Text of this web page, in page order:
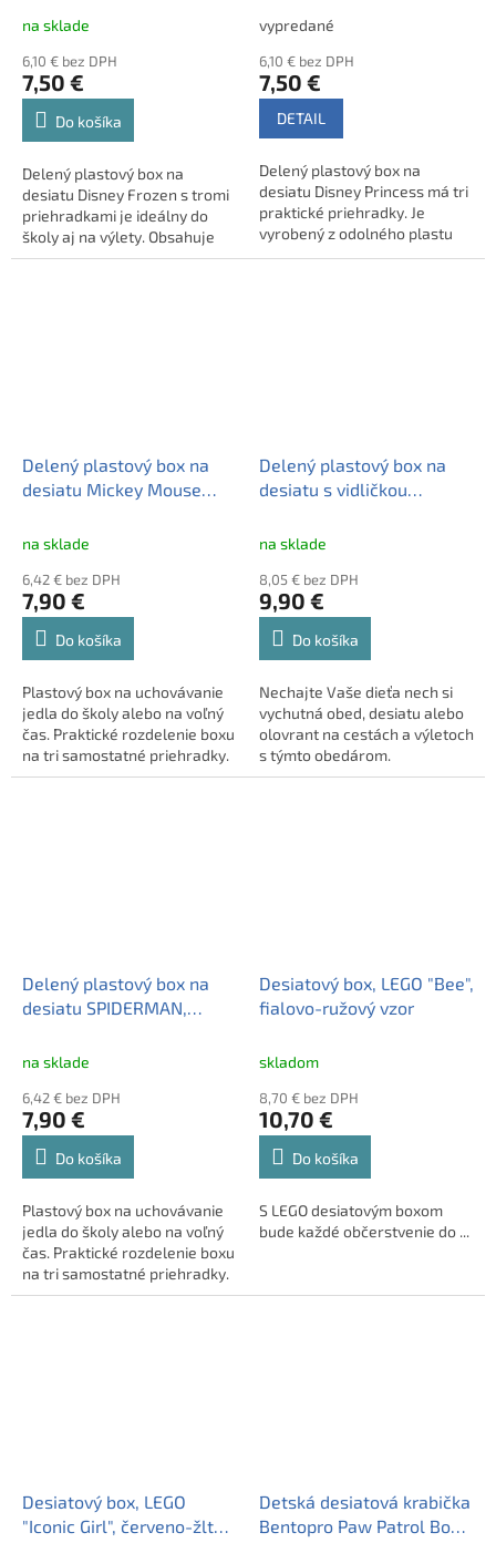
na sklade
6,10 € bez DPH
7,50 €
Do košíka
Delený plastový box na
desiatu Disney Frozen s tromi
priehradkami je ideálny do
školy aj na výlety. Obsahuje
jednu veľkú a dve menšie časti
vypredané
6,10 € bez DPH
7,50 €
DETAIL
Delený plastový box na
desiatu Disney Princess má tri
praktické priehradky. Je
vyrobený z odolného plastu
bez BPA a je vhodný na
Delený plastový box na
desiatu Mickey Mouse
na sklade
6,42 € bez DPH
7,90 €
Do košíka
Plastový box na uchovávanie
jedla do školy alebo na voľný
čas. Praktické rozdelenie boxu
na tri samostatné priehradky.
Delený plastový box na
desiatu s vidličkou
na sklade
8,05 € bez DPH
9,90 €
Do košíka
Nechajte Vaše dieťa nech si
vychutná obed, desiatu alebo
olovrant na cestách a výletoch
s týmto obedárom.
Olovrantový box je ideálny do
Delený plastový box na
desiatu SPIDERMAN,
na sklade
6,42 € bez DPH
7,90 €
Do košíka
Plastový box na uchovávanie
jedla do školy alebo na voľný
čas. Praktické rozdelenie boxu
na tri samostatné priehradky.
Desiatový box, LEGO "Bee",
fialovo-ružový vzor
skladom
8,70 € bez DPH
10,70 €
Do košíka
S LEGO desiatovým boxom
bude každé občerstvenie do ...
Desiatový box, LEGO
"Iconic Girl", červeno-žltý
Detská desiatová krabička
Bentopro Paw Patrol Boy